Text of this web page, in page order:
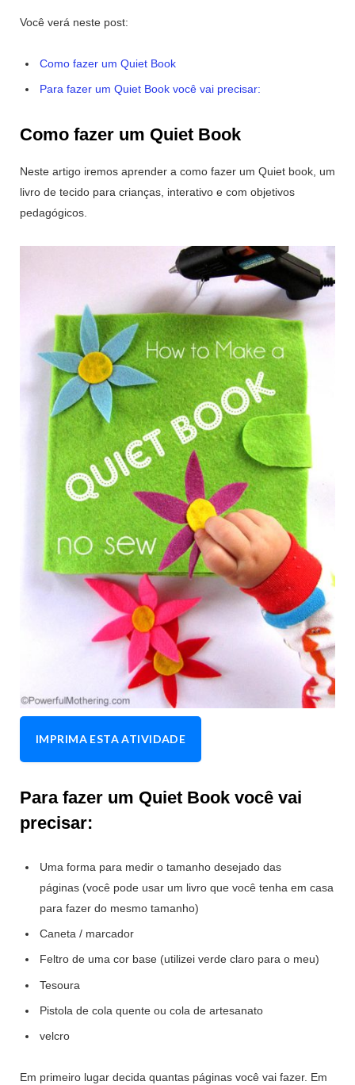
Você verá neste post:
Como fazer um Quiet Book
Para fazer um Quiet Book você vai precisar:
Como fazer um Quiet Book
Neste artigo iremos aprender a como fazer um Quiet book, um
livro de tecido para crianças, interativo e com objetivos
pedagógicos.
IMPRIMA ESTA ATIVIDADE
Para fazer um Quiet Book você vai
precisar:
Uma forma para medir o tamanho desejado das
páginas (você pode usar um livro que você tenha em casa
para fazer do mesmo tamanho)
Caneta / marcador
Feltro de uma cor base (utilizei verde claro para o meu)
Tesoura
Pistola de cola quente ou cola de artesanato
velcro
Em primeiro lugar decida quantas páginas você vai fazer. Em